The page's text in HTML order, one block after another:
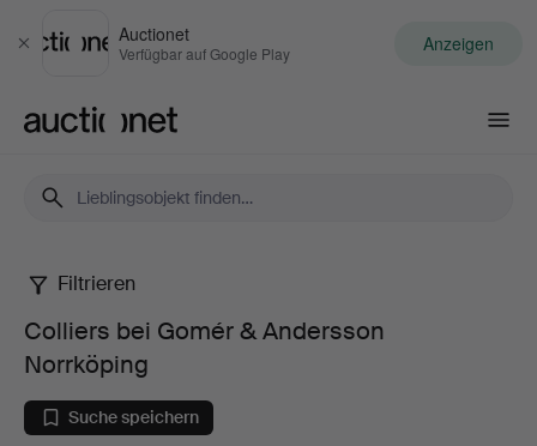
Schließen
Auctionet
Verfügbar auf Google Play Anzeigen
Colliers
bei
Gomér
Filtrieren
Colliers bei Gomér & Andersson
Norrköping
Suche speichern